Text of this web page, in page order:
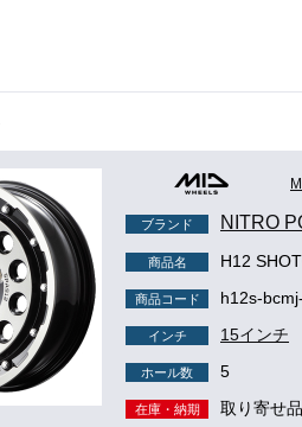
ブランド NITRO
商品名 H12
商品コード h12s-
インチ 15インチ
ホール数 5
在庫・納期 取り寄せ